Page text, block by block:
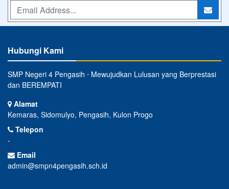
Hubungi Kami
SMP Negeri 4 Pengasih ⋅ Mewujudkan Lulusan yang Berprestasi
dan BEREMPATI
Alamat
Kemaras, Sidomulyo, Pengasih, Kulon Progo
Telepon
-
Email
admin@smpn4pengasih.sch.id